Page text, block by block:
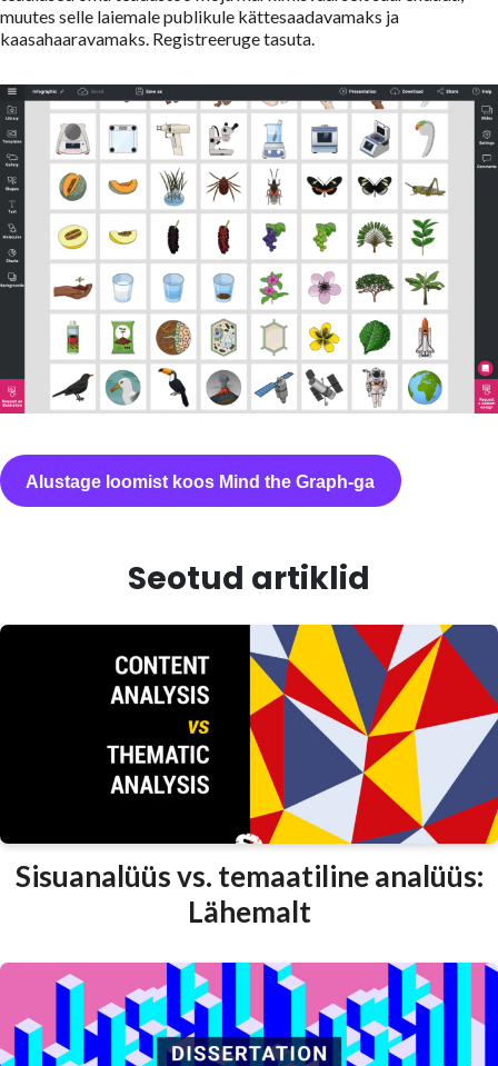
muutes selle laiemale publikule kättesaadavamaks ja
kaasahaaravamaks. Registreeruge tasuta.
Alustage loomist koos Mind the Graph-ga
Seotud artiklid
Sisuanalüüs vs. temaatiline analüüs:
Lähemalt